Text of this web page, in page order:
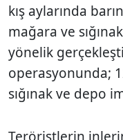
kış aylarında
mağara ve
yönelik
operasyonunda;
sığınak ve depo
Teröristlerin